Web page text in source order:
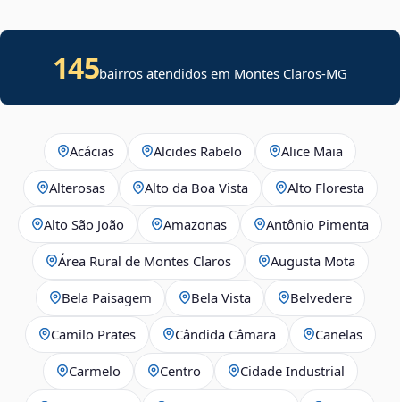
145bairros atendidos em Montes Claros-MG
Acácias Alcides Rabelo Alice Maia
Alterosas Alto da Boa Vista Alto Floresta
Alto São João Amazonas Antônio Pimenta
Área Rural de Montes Claros Augusta Mota
Bela Paisagem Bela Vista Belvedere
Camilo Prates Cândida Câmara Canelas
Carmelo Centro Cidade Industrial